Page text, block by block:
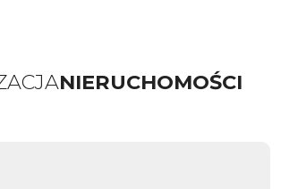
NIERUCHOMOŚCI